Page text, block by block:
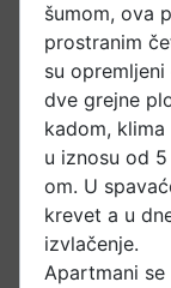
šumom, ova
prostranim
su
dve grejne
kadom,
u iznosu od
om. U
krevet a u
izvlačenje.
Apartmani